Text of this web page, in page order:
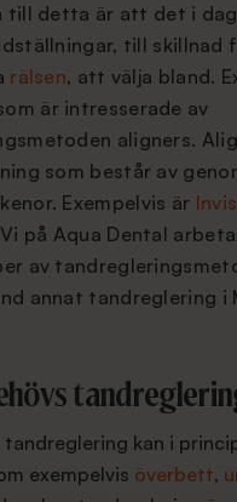
till detta är att det i
till skillnad
rälsen, att välja bland.
är intresserade av
aligners.
som består av
Exempelvis är
på Aqua Dental
av
annat tandreglering i
tandreglering kan i
exempelvis överbett,